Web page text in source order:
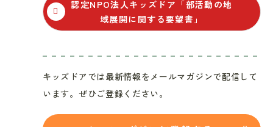
認定NPO法人キッズドア「部活動の地
域展開に関する要望書」
キッズドアでは最新情報をメールマガジンで配信して
います。ぜひご登録ください。